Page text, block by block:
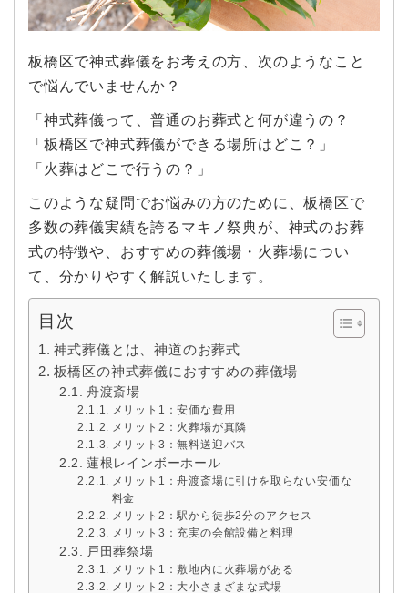
板橋区で神式葬儀をお考えの方、次のようなこと
で悩んでいませんか？
「神式葬儀って、普通のお葬式と何が違うの？
「板橋区で神式葬儀ができる場所はどこ？」
「火葬はどこで行うの？」
このような疑問でお悩みの方のために、板橋区で
多数の葬儀実績を誇るマキノ祭典が、神式のお葬
式の特徴や、おすすめの葬儀場・火葬場につい
て、分かりやすく解説いたします。
目次
神式葬儀とは、神道のお葬式
板橋区の神式葬儀におすすめの葬儀場
舟渡斎場
メリット1：安価な費用
メリット2：火葬場が真隣
メリット3：無料送迎バス
蓮根レインボーホール
メリット1：舟渡斎場に引けを取らない安価な
料金
メリット2：駅から徒歩2分のアクセス
メリット3：充実の会館設備と料理
戸田葬祭場
メリット1：敷地内に火葬場がある
メリット2：大小さまざまな式場